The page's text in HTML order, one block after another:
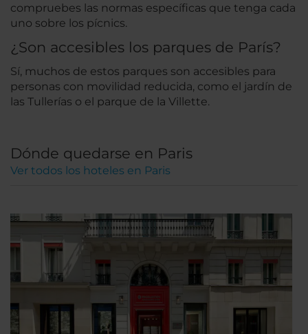
compruebes las normas específicas que tenga cada
uno sobre los pícnics.
¿Son accesibles los parques de París?
Sí, muchos de estos parques son accesibles para
personas con movilidad reducida, como el jardín de
las Tullerías o el parque de la Villette.
Dónde quedarse en Paris
Ver todos los hoteles en Paris